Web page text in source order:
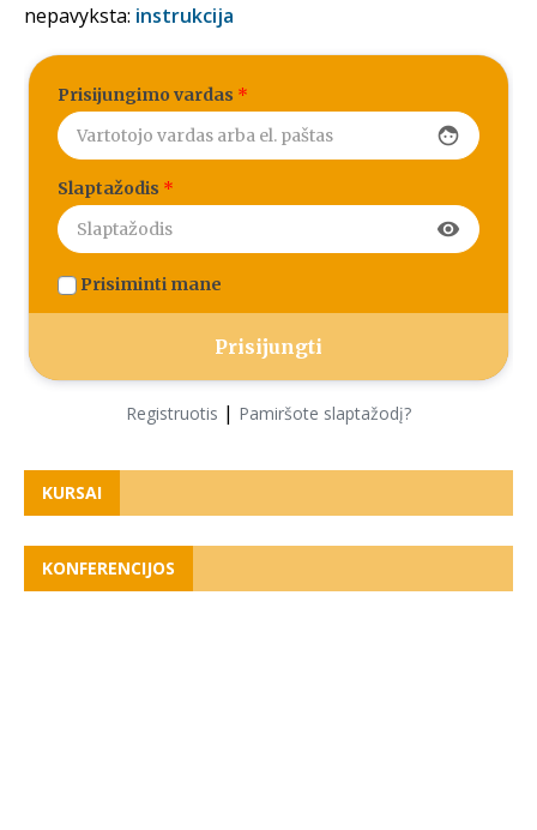
nepavyksta: instrukcija
Prisijungimo vardas *
face
Slaptažodis *
visibility
Prisiminti mane
Registruotis | Pamiršote slaptažodį?
KURSAI
KONFERENCIJOS